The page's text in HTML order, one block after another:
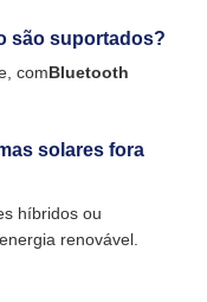
são suportados?
comBluetooth
solares fora
híbridos ou
renovável.